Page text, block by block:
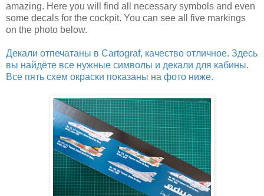
amazing. Here you will find all necessary symbols and even
some decals for the cockpit. You can see all five markings
on the photo below.
Декали отпечатаны в Cartograf, качество отличное. Здесь
вы найдёте все нужные символы и декали для кабины.
Все пять схем окраски показаны на фото ниже.